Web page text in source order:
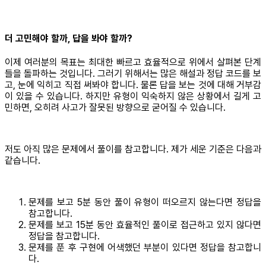
더 고민해야 할까, 답을 봐야 할까?
이제 여러분의 목표는 최대한 빠르고 효율적으로 위에서 살펴본 단계
들을 돌파하는 것입니다. 그러기 위해서는 많은 해설과 정답 코드를 보
고, 눈에 익히고 직접 써봐야 합니다. 물론 답을 보는 것에 대해 거부감
이 있을 수 있습니다. 하지만 유형이 익숙하지 않은 상황에서 길게 고
민하면, 오히려 사고가 잘못된 방향으로 굳어질 수 있습니다.
저도 아직 많은 문제에서 풀이를 참고합니다. 제가 세운 기준은 다음과
같습니다.
문제를 보고 5분 동안 풀이 유형이 떠오르지 않는다면 정답을
참고합니다.
문제를 보고 15분 동안 효율적인 풀이로 접근하고 있지 않다면
정답을 참고합니다.
문제를 푼 후 구현에 어색했던 부분이 있다면 정답을 참고합니
다.